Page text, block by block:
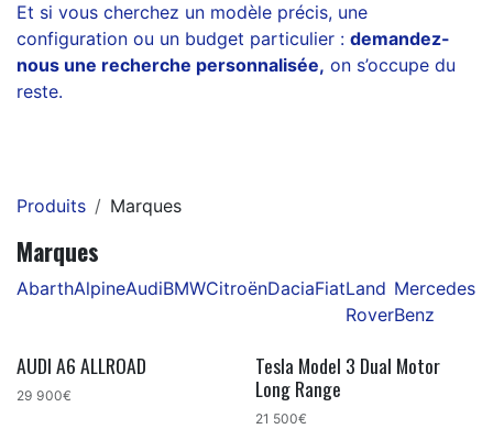
Et si vous cherchez un modèle précis, une
configuration ou un budget particulier : demandez-
nous une recherche personnalisée, on s’occupe du
reste.
Produits Marques
Marques
AbarthAlpineAudiBMWCitroënDaciaFiatLand
Rover
Mercedes-
Benz
AUDI A6 ALLROAD
29 900€
Tesla Model 3 Dual Motor
Long Range
21 500€